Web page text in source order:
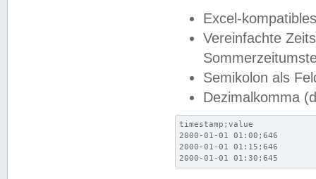
Excel-
Vereinfachte
Semikolon als
Dezimalkomma
timestamp;value
2000-01-01 01:00;646
2000-01-01 01:15;646
2000-01-01 01:30;645